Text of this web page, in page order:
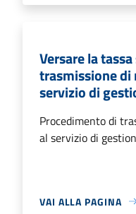
Versare la
trasmissione di
servizio di
Procedimento di
al servizio di
VAI ALLA PAGINA